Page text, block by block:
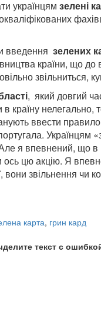
українцям зелені
введення зелених
країни, що до
звільниться,
, який довгий
країну нелегально,
ввести
Українцям
Але я впевнений, що
ось цю акцію. Я
вони звільнення чи
карта, грин кард
текст с